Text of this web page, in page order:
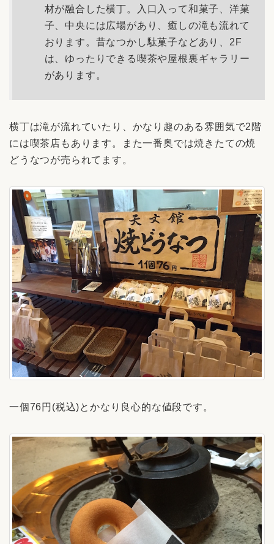
材が融合した横丁。入口入って和菓子、洋菓
子、中央には広場があり、癒しの滝も流れて
おります。昔なつかし駄菓子などあり、2F
は、ゆったりできる喫茶や屋根裏ギャラリー
があります。
横丁は滝が流れていたり、かなり趣のある雰囲気で2階
には喫茶店もあります。また一番奥では焼きたての焼
どうなつが売られてます。
一個76円(税込)とかなり良心的な値段です。